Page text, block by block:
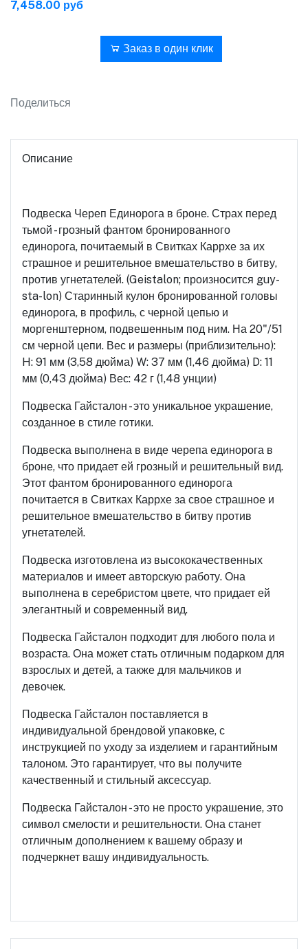
7,458.00 руб
Заказ в один клик
Поделиться
Описание
Подвеска Череп Единорога в броне. Страх перед
тьмой - грозный фантом бронированного
единорога, почитаемый в Свитках Каррхе за их
страшное и решительное вмешательство в битву,
против угнетателей. (Geistalon; произносится guy-
sta-lon) Старинный кулон бронированной головы
единорога, в профиль, с черной цепью и
моргенштерном, подвешенным под ним. На 20"/51
см черной цепи. Вес и размеры (приблизительно):
H: 91 мм (3,58 дюйма) W: 37 мм (1,46 дюйма) D: 11
мм (0,43 дюйма) Вес: 42 г (1,48 унции)
Подвеска Гайсталон - это уникальное украшение,
созданное в стиле готики.
Подвеска выполнена в виде черепа единорога в
броне, что придает ей грозный и решительный вид.
Этот фантом бронированного единорога
почитается в Свитках Каррхе за свое страшное и
решительное вмешательство в битву против
угнетателей.
Подвеска изготовлена из высококачественных
материалов и имеет авторскую работу. Она
выполнена в серебристом цвете, что придает ей
элегантный и современный вид.
Подвеска Гайсталон подходит для любого пола и
возраста. Она может стать отличным подарком для
взрослых и детей, а также для мальчиков и
девочек.
Подвеска Гайсталон поставляется в
индивидуальной брендовой упаковке, с
инструкцией по уходу за изделием и гарантийным
талоном. Это гарантирует, что вы получите
качественный и стильный аксессуар.
Подвеска Гайсталон - это не просто украшение, это
символ смелости и решительности. Она станет
отличным дополнением к вашему образу и
подчеркнет вашу индивидуальность.